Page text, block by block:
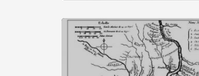
не відбирали в українців земель,
самобутність та самосвідомість
Ситуація в Україні докорінно